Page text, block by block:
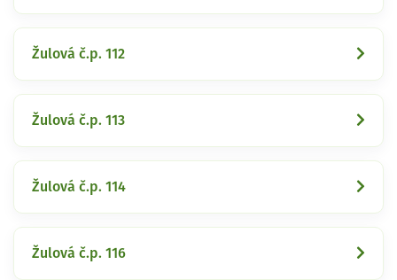
Žulová č.p. 112
Žulová č.p. 113
Žulová č.p. 114
Žulová č.p. 116